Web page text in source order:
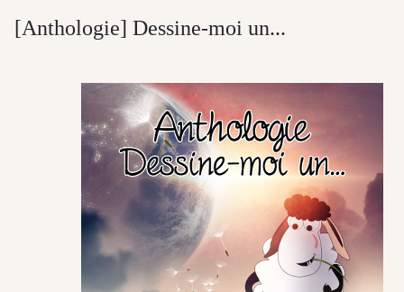
[Anthologie] Dessine-moi un...